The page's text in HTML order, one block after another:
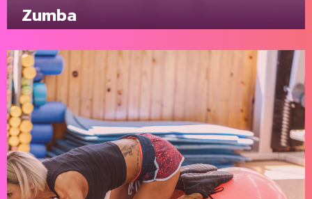
Zumba
échapper mentalement de votre train-train habituel et
de vous vider la tête…
En savoir plus